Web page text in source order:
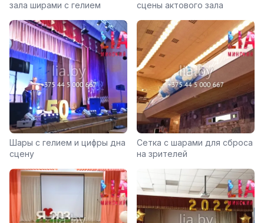
зала ширами с гелием
сцены актового зала
Шары с гелием и цифры дна
сцену
Сетка с шарами для сброса
на зрителей